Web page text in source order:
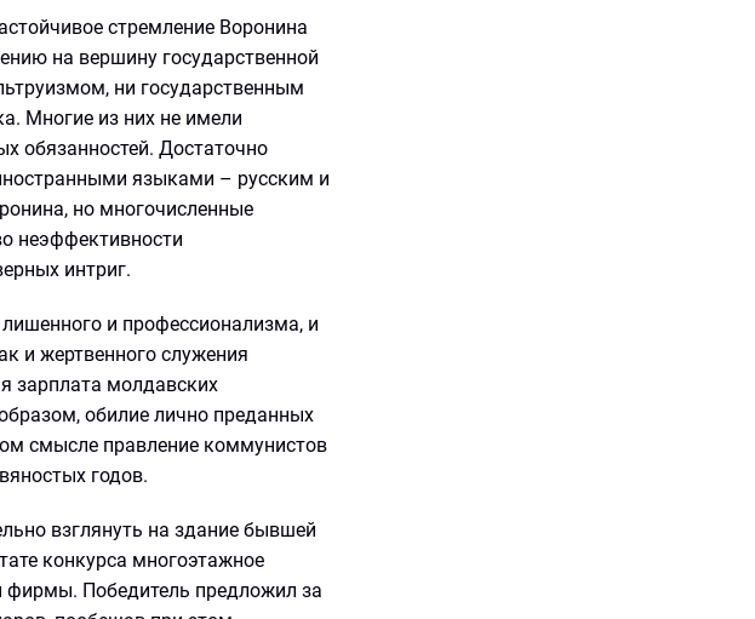
стремление Воронина
на вершину государственной
ни государственным
Многие из них не имели
обязанностей. Достаточно
языками – русским и
но многочисленные
неэффективности
интриг.
и профессионализма, и
и жертвенного служения
зарплата молдавских
обилие лично преданных
смысле правление коммунистов
годов.
взглянуть на здание бывшей
конкурса многоэтажное
фирмы. Победитель предложил за